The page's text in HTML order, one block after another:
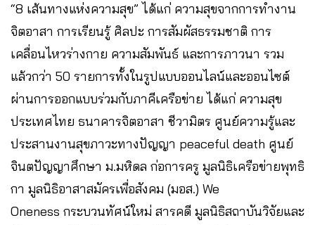
“8 เส้นทางแห่งความสุข” ได้แก่ ความสุขจากการทำงาน
จิตอาสา การเรียนรู้ ศิลปะ การสัมผัสธรรมชาติ การ
เคลื่อนไหวร่างกาย ความสัมพันธ์ และการภาวนา รวม
แล้วกว่า 50 รายการทั้งในรูปแบบออนไลน์และออนไซต์
ผ่านการออกแบบร่วมกับภาคีเครือข่าย ได้แก่ ความสุข
ประเทศไทย ธนาคารจิตอาสา ชีวามิตร ศูนย์ความรู้และ
ประสานงานสุขภาวะทางปัญญา peaceful death ศูนย์
จินตปัญญาศึกษา ม.มหิดล ก่อการครู มูลนิธิเครือข่ายพุทธิ
กา มูลนิธิอาสาสมัครเพื่อสังคม (มอส.) We
Oneness กระบวนทัศน์ใหม่ สารคดี มูลนิธิสถาบันวิจัยและ